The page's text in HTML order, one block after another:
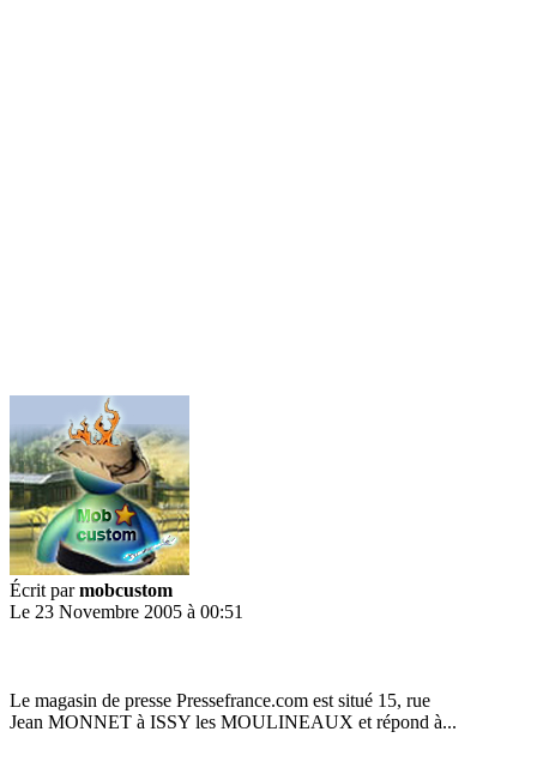
Écrit parmobcustom
Le 23 Novembre 2005 à 00:51
Le magasin de presse Pressefrance.com est situé 15, rue
Jean MONNET à ISSY les MOULINEAUX et répond à...